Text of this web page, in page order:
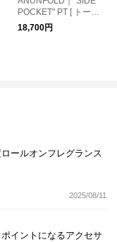
POCKET" PT [ トート
バッグ・ショルダーバ
ッグ ]
18,700円
ールオンフレグランス
2025/08/11
イントになるアクセサ